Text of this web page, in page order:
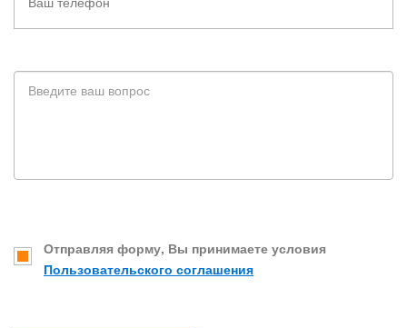
Отправляя форму, Вы принимаете условия
Пользовательского соглашения